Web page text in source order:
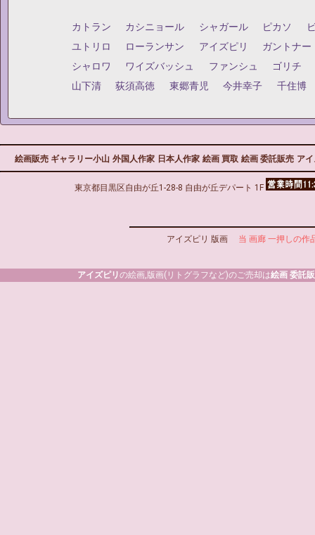
カトラン カシニョール シャガール ピカソ
ユトリロ
ローランサン アイズピリ
ガントナー
シャロワ
ワイズバッシュ ファンシュ
ゴリチ
山下清
荻須高徳 東郷青児 今井幸子 千住博
絵画販売 ギャラリー小山 外国人作家 日本人作家 絵画 買取 絵画 委託販売 ア
東京都目黒区自由が丘1-28-8 自由が丘デパート 1F
アイズピリ 版画 当 画廊 一押しの作
アイズピリの絵画,版画(リトグラフなど)のご売却は絵画 委託